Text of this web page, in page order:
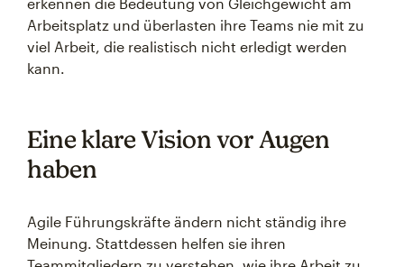
Arbeitsplatz und überlasten ihre Teams nie mit zu
viel Arbeit, die realistisch nicht erledigt werden
kann.
Eine klare Vision vor Augen
haben
Agile Führungskräfte ändern nicht ständig ihre
Meinung. Stattdessen helfen sie ihren